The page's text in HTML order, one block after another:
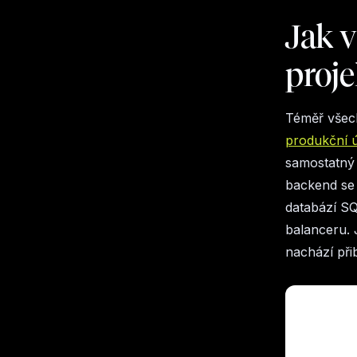
Jak
Téměř
produkční
backend
databází
balanceru.
nachází